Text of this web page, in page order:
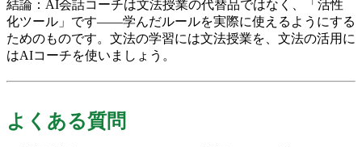
結論：AI会話コーチは文法授業の代替品ではなく、「活性
化ツール」です——学んだルールを実際に使えるようにする
ためのものです。文法の学習には文法授業を、文法の活用に
はAIコーチを使いましょう。
よくある質問